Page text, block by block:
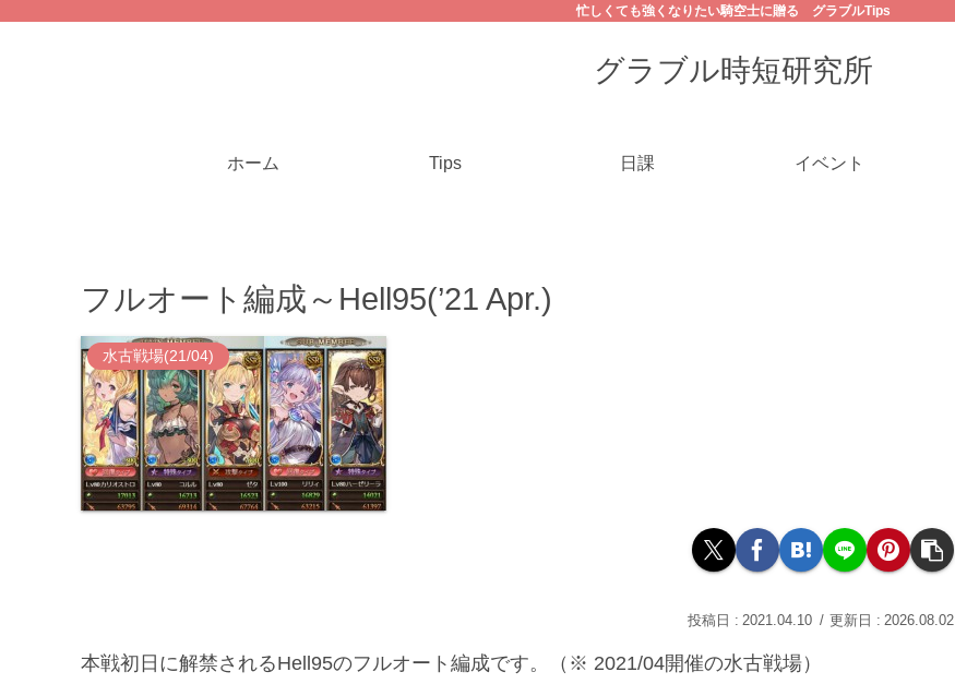
忙しくても強くなりたい騎空士に贈る グラブルTips
グラブル時短研究所
ホーム Tips 日課 イベント
フルオート編成～Hell95(’21 Apr.)
水古戦場(21/04)
2021.04.10 2026.08.02
本戦初日に解禁されるHell95のフルオート編成です。（※ 2021/04開催の水古戦場）